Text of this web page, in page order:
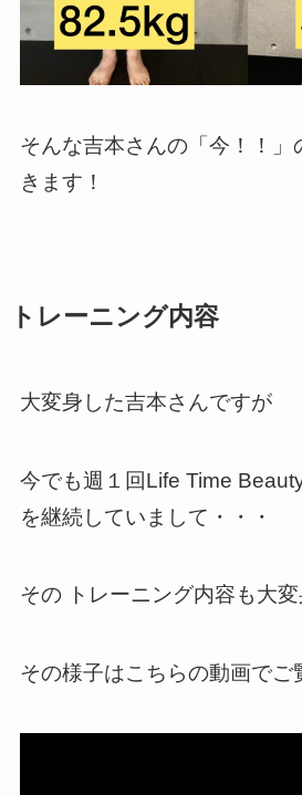
そんな吉本さんの「今！！」
きます！
トレーニング内容
大変身した吉本さんですが
今でも週１回Life Time
を継続していまして・・・
その トレーニング内容も大変
その様子はこちらの動画でご